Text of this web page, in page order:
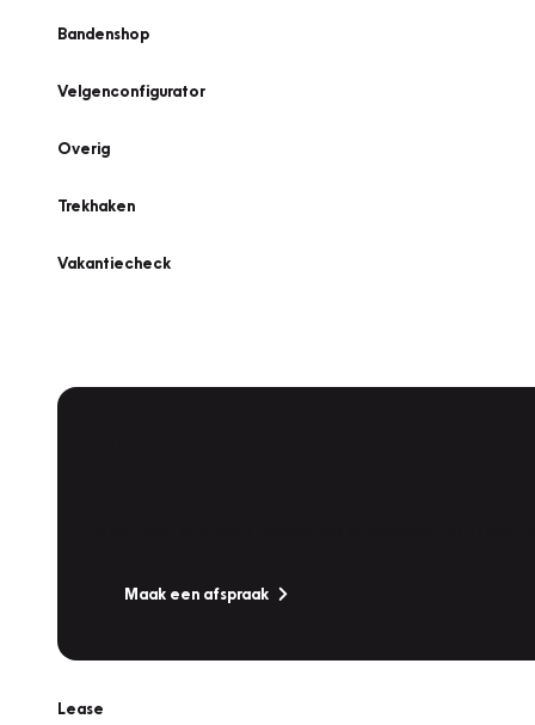
Bandenshop
Velgenconfigurator
Overig
Trekhaken
Vakantiecheck
Maak een afspraak
Lease